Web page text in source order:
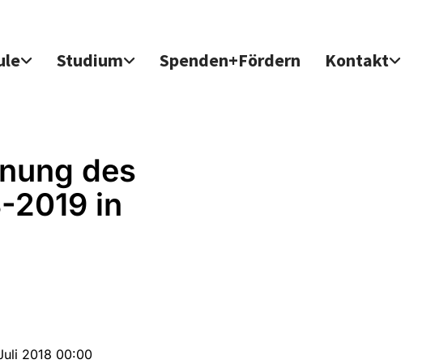
Studium Spenden+Fördern Kontakt
des
2019 in
2018 00:00